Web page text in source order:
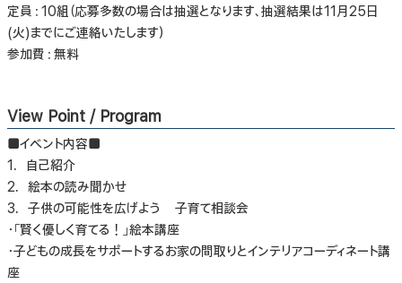
定員：10組（応募多数の場合は抽選となります、抽選結果は11月25日
(火)までにご連絡いたします）
参加費：無料
View Point / Program
■イベント内容■
1．自己紹介
2．絵本の読み聞かせ
3．子供の可能性を広げよう 子育て相談会
・「賢く優しく育てる！」絵本講座
・子どもの成長をサポートするお家の間取りとインテリアコーディネート講
座